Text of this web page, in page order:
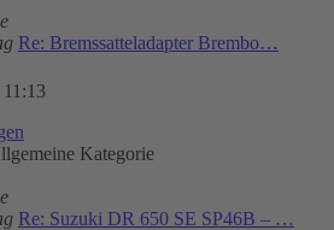
Re: Bremssatteladapter Brembo…
Kategorie
Re: Suzuki DR 650 SE SP46B – …